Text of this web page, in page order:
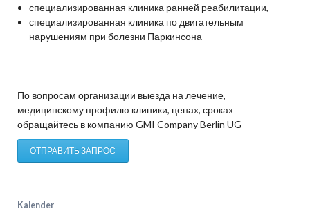
специализированная клиника ранней реабилитации,
специализированная клиника по двигательным
нарушениям при болезни Паркинсона
По вопросам организации выезда на лечение,
медицинскому профилю клиники, ценах, сроках
обращайтесь в компанию GMI Company Berlin UG
ОТПРАВИТЬ ЗАПРОС
Kalender